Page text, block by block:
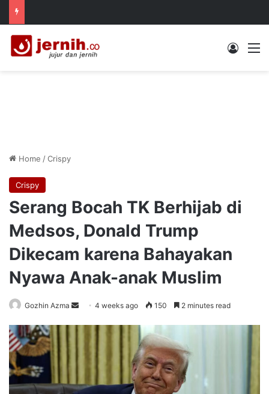
Log In
Home /Crispy
Crispy
Serang Bocah TK Berhijab di
Medsos, Donald Trump
Dikecam karena Bahayakan
Nyawa Anak-anak Muslim
Gozhin Azma
Send4 weeks ago 150 2 minutes read